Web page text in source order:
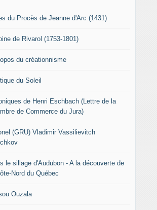
du Procès de Jeanne d'Arc (1431)
de Rivarol (1753-1801)
du créationnisme
du Soleil
de Henri Eschbach (Lettre de la
de Commerce du Jura)
(GRU) Vladimir Vassilievitch
le sillage d'Audubon - A la découverte de
Nord du Québec
Ouzala